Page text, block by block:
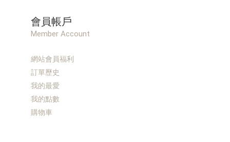
會員帳戶
Member Account
網站會員福利
訂單歷史
我的最愛
我的點數
購物車